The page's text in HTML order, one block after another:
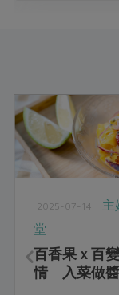
2025-07-14
主
堂
百香果ｘ百
情 入菜做